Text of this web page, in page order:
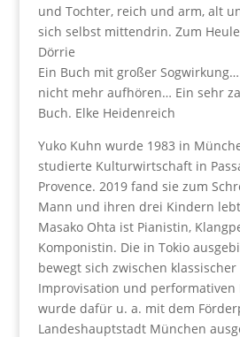
und Tochter, reich und arm, alt
sich selbst mittendrin. Zum
Dörrie
Ein Buch mit großer
nicht mehr aufhören… Ein sehr
Buch. Elke Heidenreich
Yuko Kuhn wurde 1983 in
studierte Kulturwirtschaft in
Provence. 2019 fand sie zum
Mann und ihren drei Kindern
Masako Ohta ist Pianistin,
Komponistin. Die in Tokio
bewegt sich zwischen
Improvisation und performativen
wurde dafür u. a. mit dem
Landeshauptstadt München